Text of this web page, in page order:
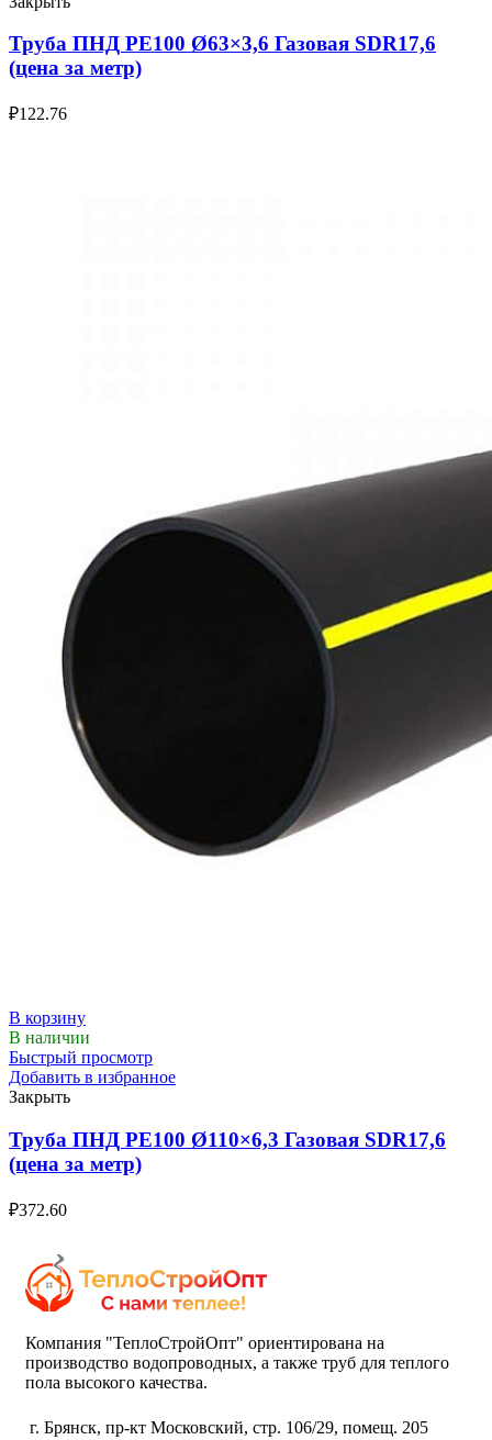
Труба ПНД РЕ100 Ø63×3,6 Газовая SDR17,6
(цена за метр)
₽122.76
В корзину
В наличии
Быстрый просмотр
Добавить в избранное
Закрыть
Труба ПНД РЕ100 Ø110×6,3 Газовая SDR17,6
(цена за метр)
₽372.60
Компания "ТеплоСтройОпт" ориентирована на
производство водопроводных, а также труб для теплого
пола высокого качества.
г. Брянск, пр-кт Московский, стр. 106/29, помещ. 205